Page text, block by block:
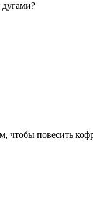
дугами?
чтобы повесить